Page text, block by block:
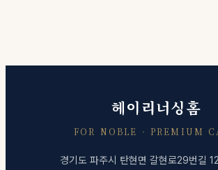
헤이리너싱홈
FOR NOBLE · PREMIUM
경기도 파주시 탄현면 갈현로29번길